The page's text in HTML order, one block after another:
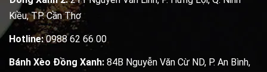
Kiều, TP. Cần Thơ
Hotline:0988 62 66 00
Bánh Xèo Đồng Xanh: 84B Nguyễn Văn Cừ ND, P. An Bình,